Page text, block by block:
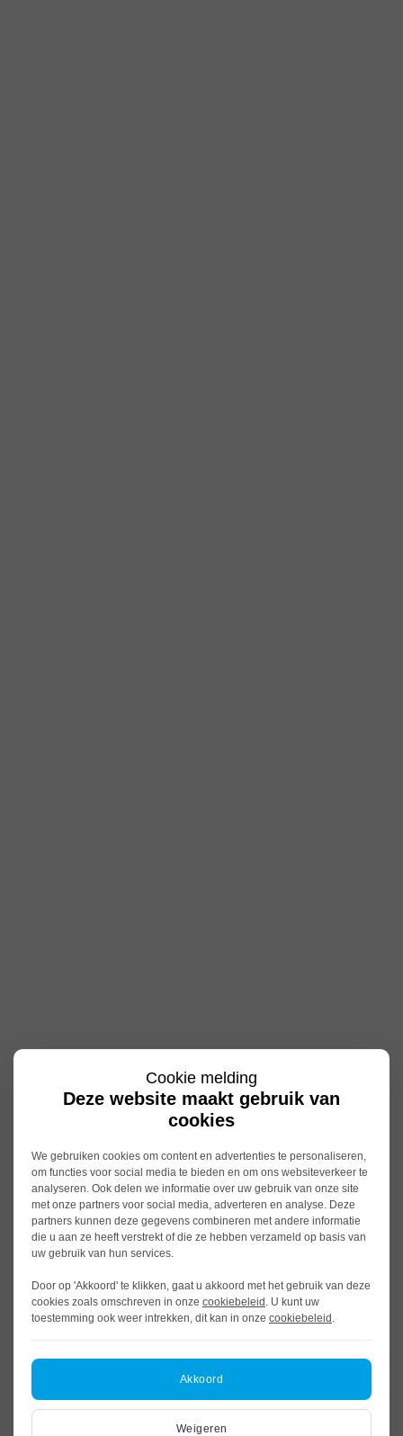
Cookie melding
Deze website maakt gebruik van
cookies
We gebruiken cookies om content en advertenties te personaliseren,
om functies voor social media te bieden en om ons websiteverkeer te
analyseren. Ook delen we informatie over uw gebruik van onze site
met onze partners voor social media, adverteren en analyse. Deze
partners kunnen deze gegevens combineren met andere informatie
die u aan ze heeft verstrekt of die ze hebben verzameld op basis van
uw gebruik van hun services.
Door op 'Akkoord' te klikken, gaat u akkoord met het gebruik van deze
cookies zoals omschreven in onze cookiebeleid . U kunt uw
toestemming ook weer intrekken, dit kan in onze cookiebeleid .
Akkoord
Weigeren